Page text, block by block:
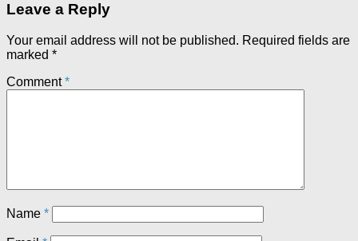
Leave a Reply
Your email address will not be published. Required fields are
marked *
Comment*
Name *